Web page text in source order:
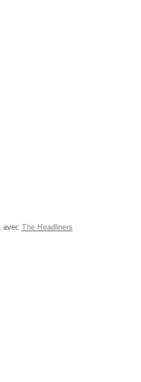
avec The Headliners